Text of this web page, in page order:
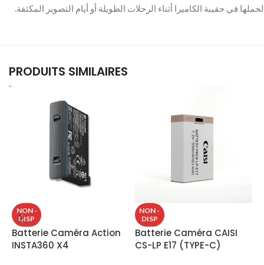
لحملها في حقيبة الكاميرا أثناء الرحلات الطويلة أو أيام التصوير المكثفة.
PRODUITS SIMILAIRES
NON -
DISP
Batterie Caméra Action
INSTA360 X4
NON -
DISP
Batterie Caméra CAISI
CS-LP E17 (TYPE-C)